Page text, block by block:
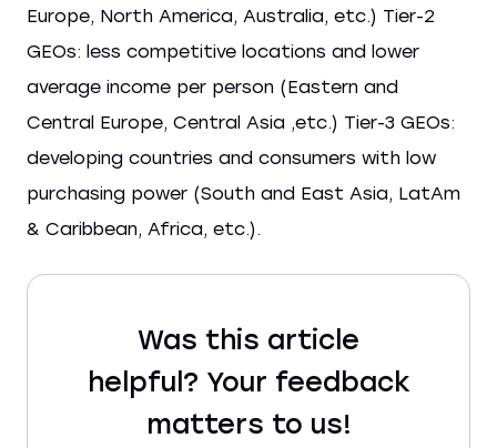
Europe, North America, Australia, etc.) Tier-2
GEOs: less competitive locations and lower
average income per person (Eastern and
Central Europe, Central Asia ,etc.) Tier-3 GEOs:
developing countries and consumers with low
purchasing power (South and East Asia, LatAm
& Caribbean, Africa, etc.).
Was this article
helpful? Your feedback
matters to us!